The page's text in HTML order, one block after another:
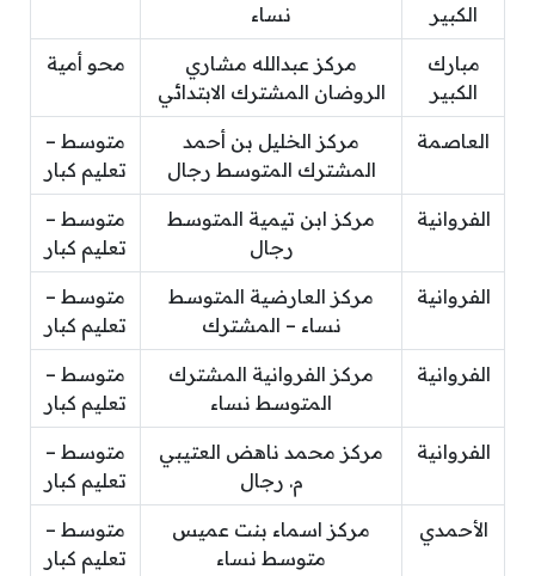
الكبير
نساء
مبارك
الكبير
مركز عبدالله مشاري
الروضان المشترك الابتدائي
محو أمية
العاصمة
مركز الخليل بن أحمد
المشترك المتوسط رجال
متوسط –
تعليم كبار
الفروانية
مركز ابن تيمية المتوسط
رجال
متوسط –
تعليم كبار
الفروانية
مركز العارضية المتوسط
نساء – المشترك
متوسط –
تعليم كبار
الفروانية
مركز الفروانية المشترك
المتوسط نساء
متوسط –
تعليم كبار
الفروانية
مركز محمد ناهض العتيبي
م. رجال
متوسط –
تعليم كبار
الأحمدي
مركز اسماء بنت عميس
متوسط نساء
متوسط –
تعليم كبار